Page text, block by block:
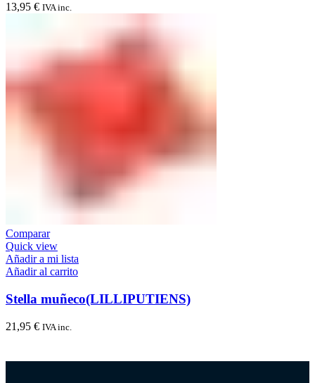
13,95 € IVA inc.
Comparar
Quick view
Añadir a mi lista
Añadir al carrito
Stella muñeco(LILLIPUTIENS)
21,95 € IVA inc.